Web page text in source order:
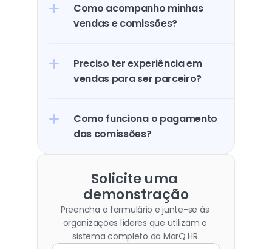
Como acompanho minhas
vendas e comissões?
Preciso ter experiência em
vendas para ser parceiro?
Como funciona o pagamento
das comissões?
Solicite uma
demonstração
Preencha o formulário e junte-se às
organizações líderes que utilizam o
sistema completo da MarQ HR.